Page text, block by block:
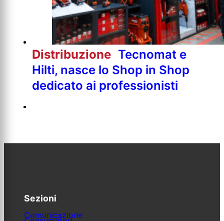
Distribuzione Tecnomat e
Hilti, nasce lo Shop in Shop
dedicato ai professionisti
Sezioni
Comunicazione